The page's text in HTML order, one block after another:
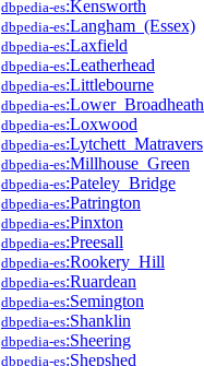
dbpedia-es:Kensworth
dbpedia-es:Langham_(Essex)
dbpedia-es:Laxfield
dbpedia-es:Leatherhead
dbpedia-es:Littlebourne
dbpedia-es:Lower_Broadheath
dbpedia-es:Loxwood
dbpedia-es:Lytchett_Matravers
dbpedia-es:Millhouse_Green
dbpedia-es:Pateley_Bridge
dbpedia-es:Patrington
dbpedia-es:Pinxton
dbpedia-es:Preesall
dbpedia-es:Rookery_Hill
dbpedia-es:Ruardean
dbpedia-es:Semington
dbpedia-es:Shanklin
dbpedia-es:Sheering
dbpedia-es:Shepshed